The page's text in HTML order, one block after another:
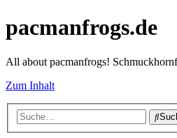
pacmanfrogs.de
All about pacmanfrogs!
Zum Inhalt